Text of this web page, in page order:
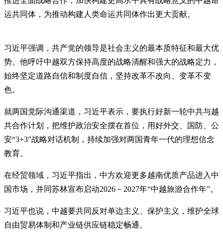
运共同体，为推动构建人类命运共同体作出更大贡献。
习近平强调，共产党的领导是社会主义的最本质特征和最大优
势。他呼吁中越双方保持高度的战略清醒和强大的战略定力，
始终坚定道路自信和制度自信，坚持改革不改向、变革不变
色。
就两国党际沟通渠道，习近平表示，要执行好新一轮中共与越
共合作计划，把维护政治安全摆在首位，用好外交、国防、公
安“3+3”战略对话机制，持续加强对两国青年一代的理想信念
教育。
在经贸领域，习近平指出，中方欢迎更多越南优质产品进入中
国市场，并同苏林宣布启动2026－2027年“中越旅游合作年”。
习近平也说，中越要共同反对单边主义、保护主义，维护全球
自由贸易体制和产业链供应链稳定畅通。